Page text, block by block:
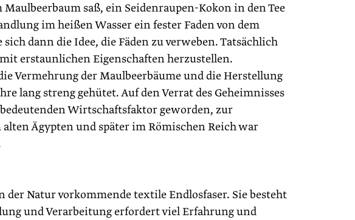
saß, ein Seidenraupen-Kokon in den Tee
im heißen Wasser ein fester Faden von dem
dann die Idee, die Fäden zu verweben. Tatsächlich
erstaunlichen Eigenschaften herzustellen.
Vermehrung der Maulbeerbäume und die Herstellung
lang streng gehütet. Auf den Verrat des Geheimnisses
Wirtschaftsfaktor geworden, zur
Ägypten und später im Römischen Reich war
der Natur vorkommende textile Endlosfaser. Sie besteht
und Verarbeitung erfordert viel Erfahrung und